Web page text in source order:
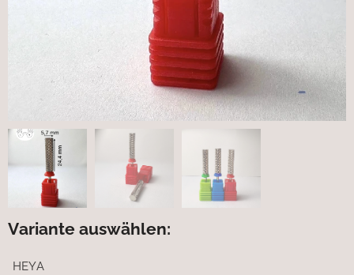
Variante auswählen:
HEYA